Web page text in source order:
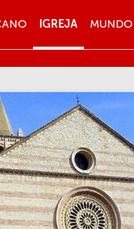
IGREJA MUNDO